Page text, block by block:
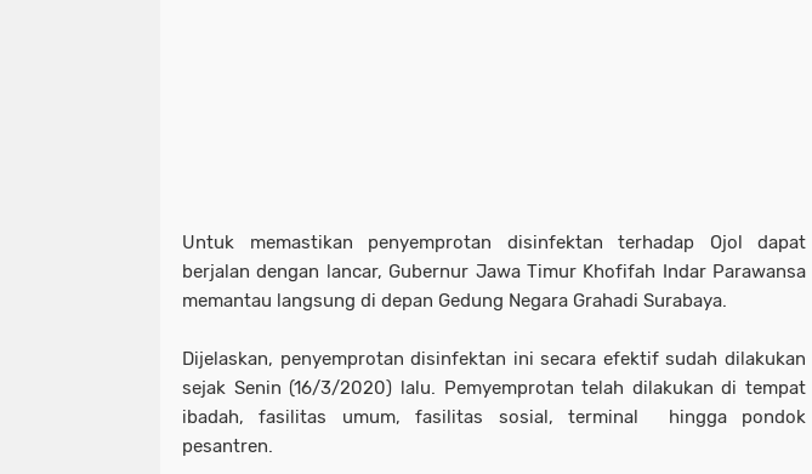
Untuk memastikan penyemprotan disinfektan terhadap Ojol dapat
berjalan dengan lancar, Gubernur Jawa Timur Khofifah Indar Parawansa
memantau langsung di depan Gedung Negara Grahadi Surabaya.
Dijelaskan, penyemprotan disinfektan ini secara efektif sudah dilakukan
sejak Senin (16/3/2020) lalu. Pemyemprotan telah dilakukan di tempat
ibadah, fasilitas umum, fasilitas sosial, terminal hingga pondok
pesantren.